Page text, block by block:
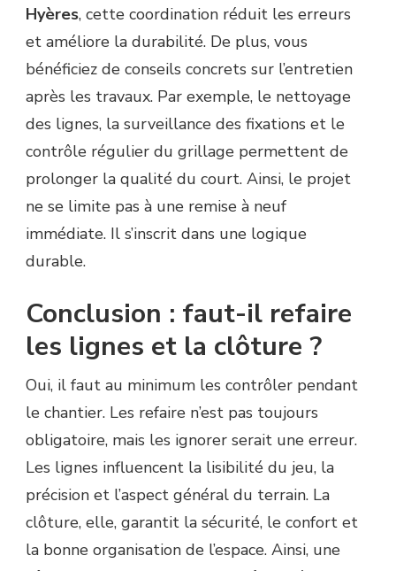
Hyères, cette coordination réduit les erreurs
et améliore la durabilité. De plus, vous
bénéficiez de conseils concrets sur l’entretien
après les travaux. Par exemple, le nettoyage
des lignes, la surveillance des fixations et le
contrôle régulier du grillage permettent de
prolonger la qualité du court. Ainsi, le projet
ne se limite pas à une remise à neuf
immédiate. Il s’inscrit dans une logique
durable.
Conclusion : faut-il refaire
les lignes et la clôture ?
Oui, il faut au minimum les contrôler pendant
le chantier. Les refaire n’est pas toujours
obligatoire, mais les ignorer serait une erreur.
Les lignes influencent la lisibilité du jeu, la
précision et l’aspect général du terrain. La
clôture, elle, garantit la sécurité, le confort et
la bonne organisation de l’espace. Ainsi, une